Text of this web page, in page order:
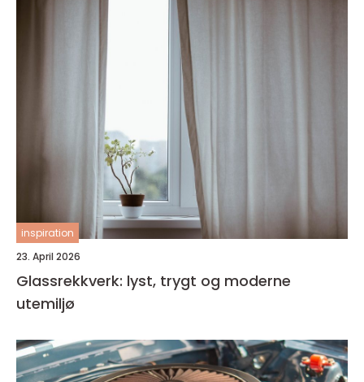
inspiration
23. April 2026
Glassrekkverk: lyst, trygt og moderne
utemiljø